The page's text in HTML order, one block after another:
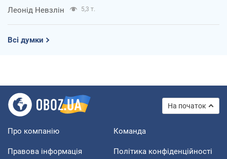
Леонід Невзлін 5,3 т.
Всі думки
На початок
Про компанію Команда
Правова інформація Політика конфіденційності